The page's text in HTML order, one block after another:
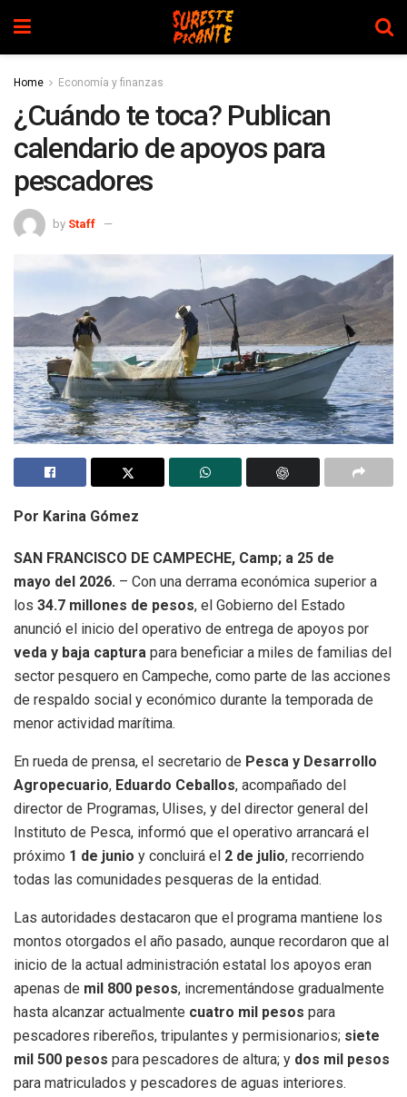
Home Economía y finanzas
¿Cuándo te toca? Publican
calendario de apoyos para
pescadores
by Staff
Por Karina Gómez
SAN FRANCISCO DE CAMPECHE, Camp; a 25 de
mayo del 2026. – Con una derrama económica superior a
los 34.7 millones de pesos, el Gobierno del Estado
anunció el inicio del operativo de entrega de apoyos por
veda y baja captura para beneficiar a miles de familias del
sector pesquero en Campeche, como parte de las acciones
de respaldo social y económico durante la temporada de
menor actividad marítima.
En rueda de prensa, el secretario de Pesca y Desarrollo
Agropecuario, Eduardo Ceballos, acompañado del
director de Programas, Ulises, y del director general del
Instituto de Pesca, informó que el operativo arrancará el
próximo 1 de junio y concluirá el 2 de julio, recorriendo
todas las comunidades pesqueras de la entidad.
Las autoridades destacaron que el programa mantiene los
montos otorgados el año pasado, aunque recordaron que al
inicio de la actual administración estatal los apoyos eran
apenas de mil 800 pesos, incrementándose gradualmente
hasta alcanzar actualmente cuatro mil pesos para
pescadores ribereños, tripulantes y permisionarios; siete
mil 500 pesos para pescadores de altura; y dos mil pesos
para matriculados y pescadores de aguas interiores.